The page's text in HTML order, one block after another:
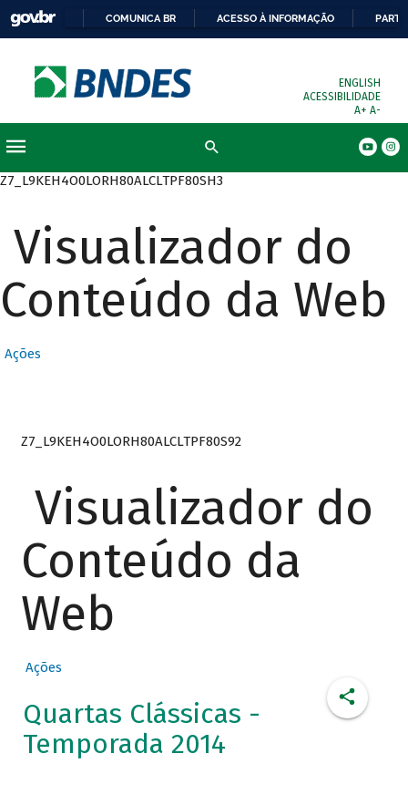
COMUNICA BR ACESSO À INFORMAÇÃO
ENGLISH
ACESSIBILIDADE
A+ A-
Z7_L9KEH4O0LORH80ALCLTPF80SH3
Visualizador do
Conteúdo da Web
Ações
Z7_L9KEH4O0LORH80ALCLTPF80S92
Visualizador do
Conteúdo da
Web
Ações
Quartas Clássicas -
Temporada 2014